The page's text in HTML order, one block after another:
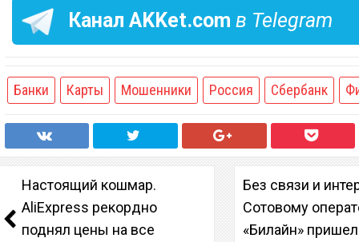
Канал AKKet.com в Telegram
Банки Карты Мошенники Россия Сбербанк
Настоящий кошмар.
AliExpress рекордно
поднял цены на все
Без связи и
Сотовому
«Билайн»